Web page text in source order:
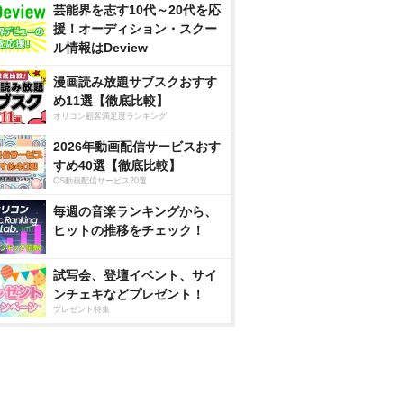
芸能界を志す10代～20代を応
援！オーディション・スクー
ル情報はDeview
漫画読み放題サブスクおすす
め11選【徹底比較】
オリコン顧客満足度ランキング
2026年動画配信サービスおす
すめ40選【徹底比較】
CS動画配信サービス20選
毎週の音楽ランキングから、
ヒットの推移をチェック！
試写会、登壇イベント、サイ
ンチェキなどプレゼント！
プレゼント特集